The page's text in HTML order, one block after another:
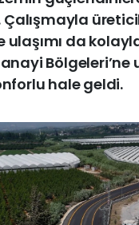
da
Bölgeleri’ne
hale geldi.